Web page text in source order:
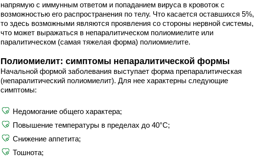
напрямую с иммунным ответом и попаданием вируса в кровоток с
возможностью его распространения по телу. Что касается оставшихся 5%,
то здесь возможными являются проявления со стороны нервной системы,
что может выражаться в непаралитическом полиомиелите или
паралитическом (самая тяжелая форма) полиомиелите.
Полиомиелит: симптомы непаралитической формы
Начальной формой заболевания выступает форма препаралитическая
(непаралитический полиомиелит). Для нее характерны следующие
симптомы:
Недомогание общего характера;
Повышение температуры в пределах до 40°C;
Снижение аппетита;
Тошнота;